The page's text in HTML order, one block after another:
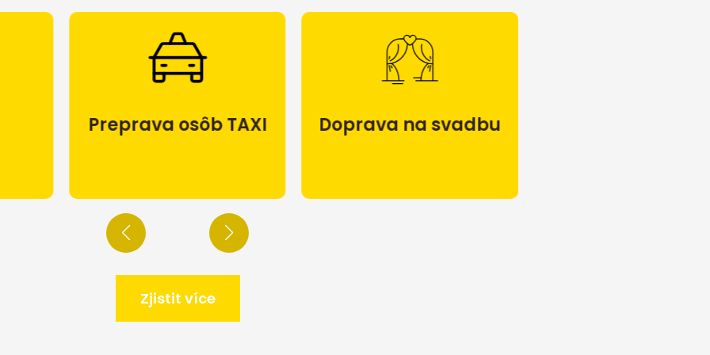
Preprava osôb TAXI Doprava na svadbu
Zjistit více